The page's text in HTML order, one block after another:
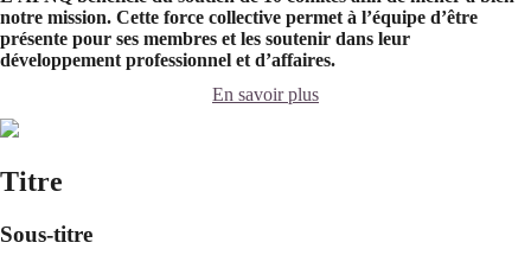
notre mission. Cette force collective permet à l’équipe d’être
présente pour ses membres et les soutenir dans leur
développement professionnel et d’affaires.
En savoir plus
Titre
Sous-titre